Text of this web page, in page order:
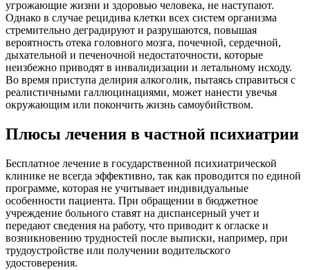
угрожающие жизни и здоровью человека, не наступают.
Однако в случае рецидива клетки всех систем организма
стремительно деградируют и разрушаются, повышая
вероятность отека головного мозга, почечной, сердечной,
дыхательной и печеночной недостаточности, которые
неизбежно приводят в инвалидизации и летальному исходу.
Во время приступа делирия алкоголик, пытаясь справиться с
реалистичными галлюцинациями, может нанести увечья
окружающим или покончить жизнь самоубийством.
Плюсы лечения в частной психиатрии
Бесплатное лечение в государственной психиатрической
клинике не всегда эффективно, так как проводится по единой
программе, которая не учитывает индивидуальные
особенности пациента. При обращении в бюджетное
учреждение больного ставят на диспансерный учет и
передают сведения на работу, что приводит к огласке и
возникновению трудностей после выписки, например, при
трудоустройстве или получении водительского
удостоверения.